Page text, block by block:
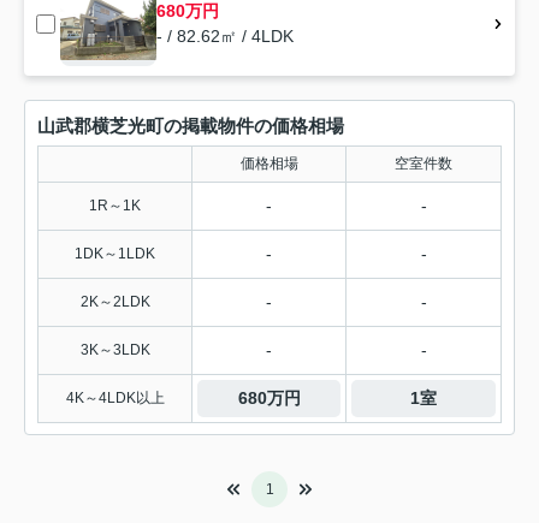
680万円
- / 82.62㎡ / 4LDK
山武郡横芝光町の掲載物件の価格相場
価格相場 空室件数
1R～1K - -
1DK～1LDK - -
2K～2LDK - -
3K～3LDK - -
4K～4LDK以上 680万円 1室
1